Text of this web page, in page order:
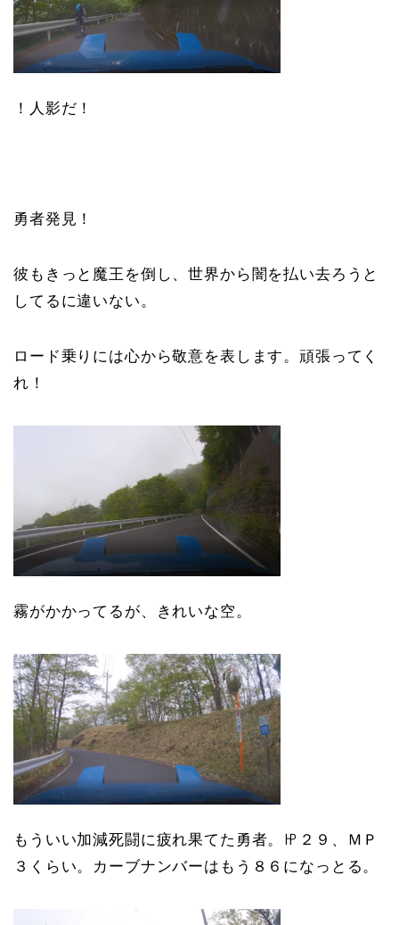
！人影だ！
勇者発見！
彼もきっと魔王を倒し、世界から闇を払い去ろうと
してるに違いない。
ロード乗りには心から敬意を表します。頑張ってく
れ！
霧がかかってるが、きれいな空。
もういい加減死闘に疲れ果てた勇者。㏋２９、ＭＰ
３くらい。カーブナンバーはもう８６になっとる。